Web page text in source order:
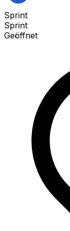
Sprint
Sprint
Geöffnet